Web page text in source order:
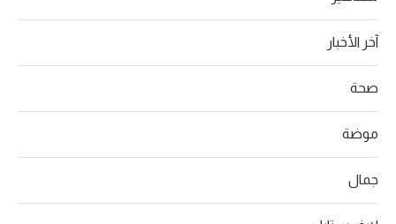
آخر الأخبار
صحة
موضة
جمال